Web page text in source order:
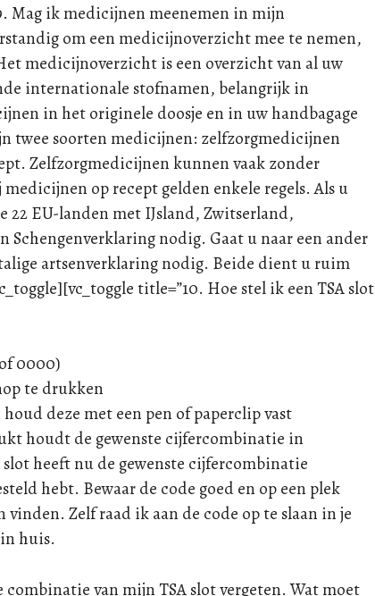
Mag ik medicijnen meenemen in mijn
om een medicijnoverzicht mee te nemen,
medicijnoverzicht is een overzicht van al uw
internationale stofnamen, belangrijk in
in het originele doosje en in uw handbagage
twee soorten medicijnen: zelfzorgmedicijnen
Zelfzorgmedicijnen kunnen vaak zonder
op recept gelden enkele regels. Als u
22 EU-landen met IJsland, Zwitserland,
Schengenverklaring nodig. Gaat u naar een ander
artsenverklaring nodig. Beide dient u ruim
title=”10. Hoe stel ik een TSA slot
0000)
te drukken
deze met een pen of paperclip vast
houdt de gewenste cijfercombinatie in
slot heeft nu de gewenste cijfercombinatie
hebt. Bewaar de code goed en op een plek
Zelf raad ik aan de code op te slaan in je
huis.
combinatie van mijn TSA slot vergeten. Wat moet